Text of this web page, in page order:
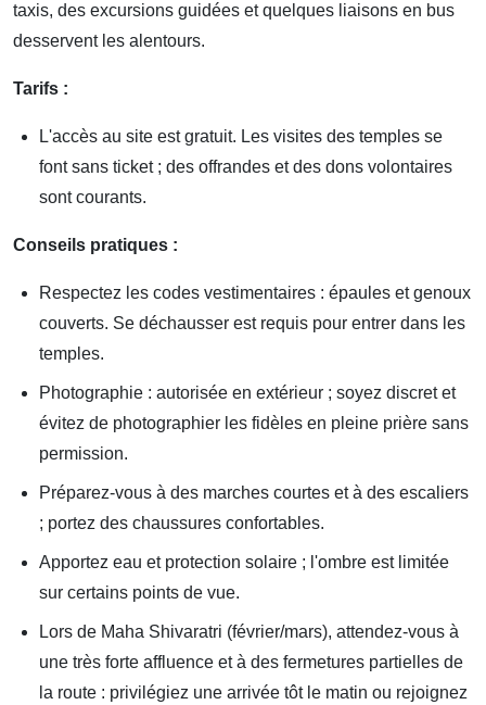
taxis, des excursions guidées et quelques liaisons en bus
desservent les alentours.
Tarifs :
L'accès au site est gratuit. Les visites des temples se
font sans ticket ; des offrandes et des dons volontaires
sont courants.
Conseils pratiques :
Respectez les codes vestimentaires : épaules et genoux
couverts. Se déchausser est requis pour entrer dans les
temples.
Photographie : autorisée en extérieur ; soyez discret et
évitez de photographier les fidèles en pleine prière sans
permission.
Préparez-vous à des marches courtes et à des escaliers
; portez des chaussures confortables.
Apportez eau et protection solaire ; l'ombre est limitée
sur certains points de vue.
Lors de Maha Shivaratri (février/mars), attendez-vous à
une très forte affluence et à des fermetures partielles de
la route : privilégiez une arrivée tôt le matin ou rejoignez